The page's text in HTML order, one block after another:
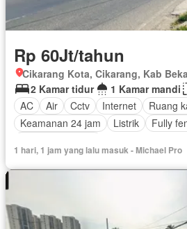
Rp 60Jt/tahun
Cikarang Kota, Cikarang, Kab
2 Kamar tidur
1 Kamar mandi
AC
Air Cctv Internet Ruang
Keamanan 24 jam
Listrik Fully
1 hari, 1 jam yang lalu masuk - Michael Pro